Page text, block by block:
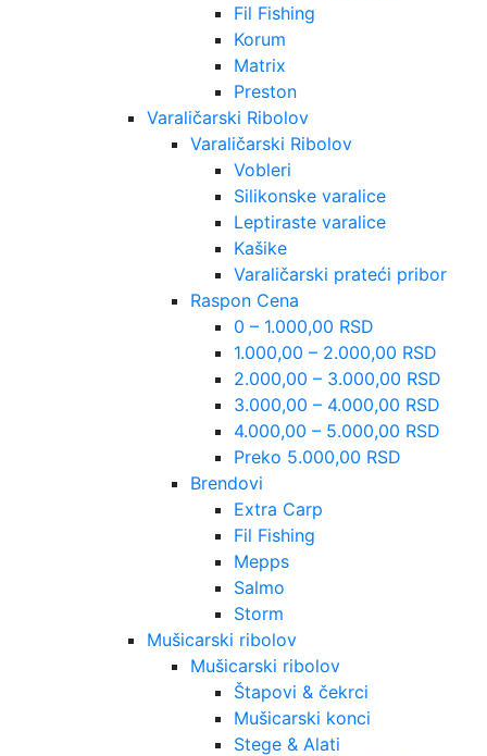
Fil Fishing
Korum
Matrix
Preston
Varaličarski Ribolov
Varaličarski Ribolov
Vobleri
Silikonske varalice
Leptiraste varalice
Kašike
Varaličarski prateći pribor
Raspon Cena
0 – 1.000,00 RSD
1.000,00 – 2.000,00 RSD
2.000,00 – 3.000,00 RSD
3.000,00 – 4.000,00 RSD
4.000,00 – 5.000,00 RSD
Preko 5.000,00 RSD
Brendovi
Extra Carp
Fil Fishing
Mepps
Salmo
Storm
Mušicarski ribolov
Mušicarski ribolov
Štapovi & čekrci
Mušicarski konci
Stege & Alati